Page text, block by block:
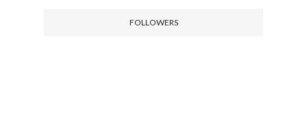
FOLLOWERS